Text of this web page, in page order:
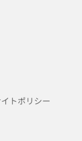
トポリシー